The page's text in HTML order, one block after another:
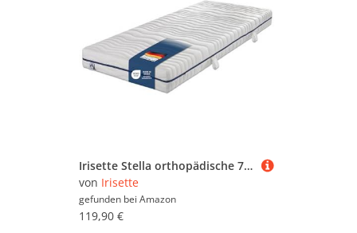
Irisette Stella orthopädische 7-Zonen Kaltschaummatratze, Härtegrad 3 (mittelfest), 90 x 200 cm, Öko-Tex Zertifiziert, produziert in Deutschland
von Irisette
gefunden bei Amazon
119,90 €